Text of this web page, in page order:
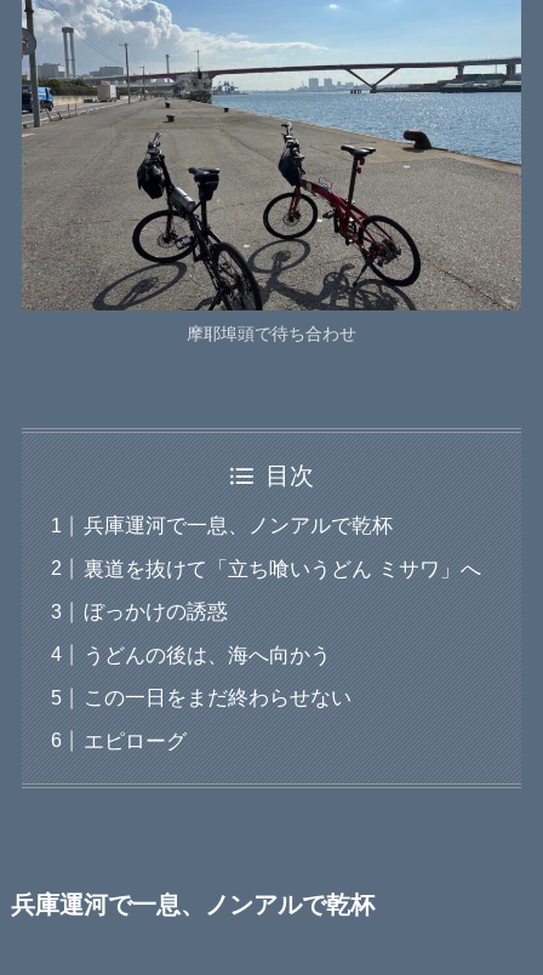
摩耶埠頭で待ち合わせ
目次
兵庫運河で一息、ノンアルで乾杯
裏道を抜けて「立ち喰いうどん ミサワ」へ
ぼっかけの誘惑
うどんの後は、海へ向かう
この一日をまだ終わらせない
エピローグ
兵庫運河で一息、ノンアルで乾杯